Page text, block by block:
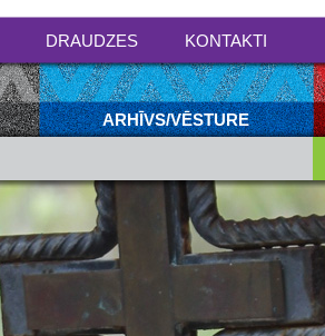
DRAUDZES KONTAKTI
ARHĪVS/VĒSTURE